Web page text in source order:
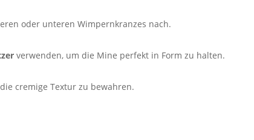
oder unteren Wimpernkranzes nach.
verwenden, um die Mine perfekt in Form zu halten.
cremige Textur zu bewahren.